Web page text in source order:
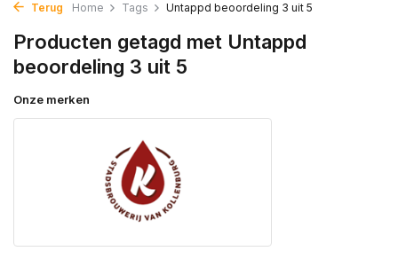
Terug Home Tags Untappd beoordeling 3 uit 5
Producten getagd met Untappd
beoordeling 3 uit 5
Onze merken